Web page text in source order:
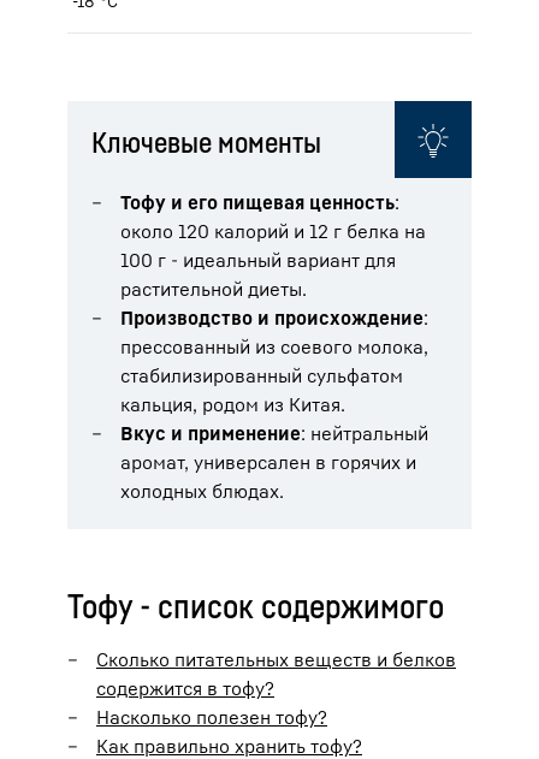
Ключевые моменты
Тофу и его пищевая ценность:
около 120 калорий и 12 г белка на
100 г - идеальный вариант для
растительной диеты.
Производство и происхождение:
прессованный из соевого молока,
стабилизированный сульфатом
кальция, родом из Китая.
Вкус и применение: нейтральный
аромат, универсален в горячих и
холодных блюдах.
Тофу - список содержимого
Сколько питательных веществ и белков
содержится в тофу?
Насколько полезен тофу?
Как правильно хранить тофу?